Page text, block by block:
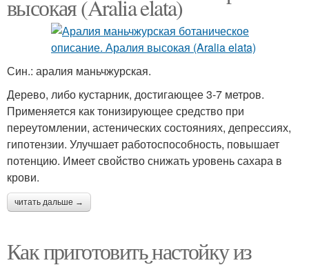
высокая (Aralia elata)
Син.: аралия маньчжурская.
Дерево, либо кустарник, достигающее 3-7 метров.
Применяется как тонизирующее средство при
переутомлении, астенических состояниях, депрессиях,
гипотензии. Улучшает работоспособность, повышает
потенцию. Имеет свойство снижать уровень сахара в
крови.
читать дальше →
Как приготовить настойку из